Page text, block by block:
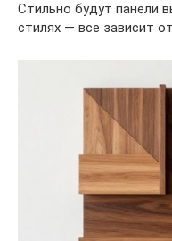
Стильно будут панели
стилях — все зависит